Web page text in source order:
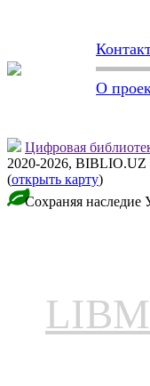
О
Цифровая
2020-2026, BIBLIO.UZ
(открыть карту)
Сохраняя наследие